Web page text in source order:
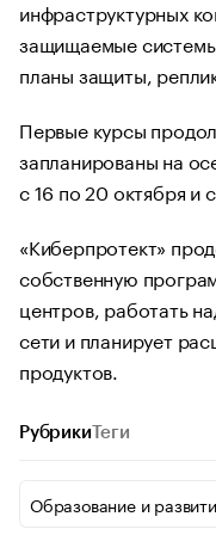
инфраструктурных
защищаемые
планы защиты,
Первые курсы
запланированы на
с 16 по 20 октября и
«Киберпротект»
собственную
центров, работать
сети и планирует
продуктов.
Рубрики Теги
Образование и